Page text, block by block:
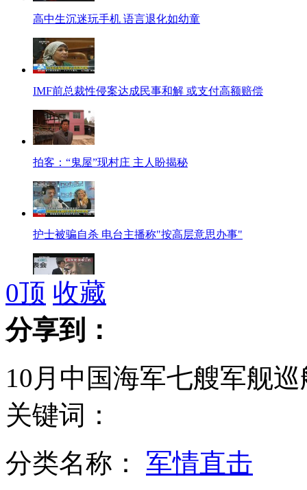
高中生沉迷玩手机 语言退化如幼童
IMF前总裁性侵案达成民事和解 或支付高额赔偿
拍客：“鬼屋”现村庄 主人盼揭秘
护士被骗自杀 电台主播称"按高层意思办事"
安倍要设"侵犯领海罪"防范中国
大脑"起搏器"治疗阿尔茨海默症
朝鲜宣布延长卫星发射窗口时间
0顶 收藏
分享到：
10月中国海军七艘军舰
关键词：
分类名称： 军情直击